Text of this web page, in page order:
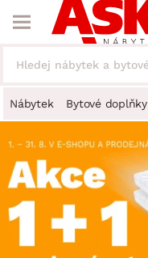
Nábytek Bytové doplňky